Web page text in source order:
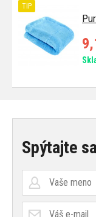
TIP
Spýtajte